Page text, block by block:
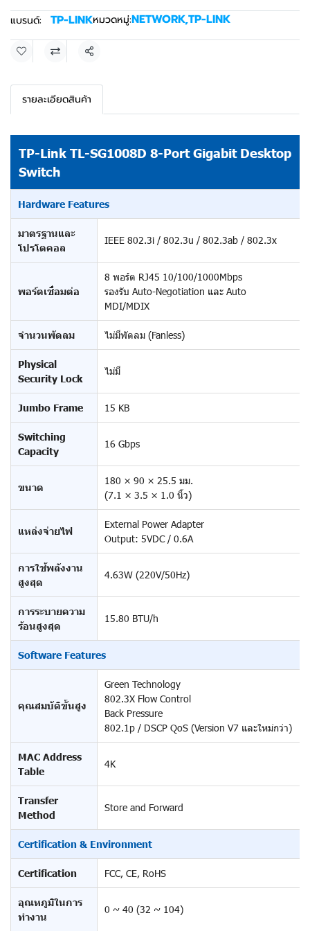
แบรนด์:
TP-LINKหมวดหมู่:NETWORK,TP-LINK
แชร์
รายละเอียดสินค้า
TP-Link TL-SG1008D 8-Port Gigabit Desktop
Switch
Hardware Features
มาตรฐานและ
โปรโตคอล
IEEE 802.3i / 802.3u / 802.3ab / 802.3x
พอร์ตเชื่อมต่อ
8 พอร์ต RJ45 10/100/1000Mbps
รองรับ Auto-Negotiation และ Auto
MDI/MDIX
จำนวนพัดลม ไม่มีพัดลม (Fanless)
Physical
Security Lock
ไม่มี
Jumbo Frame 15 KB
Switching
Capacity
16 Gbps
ขนาด
180 × 90 × 25.5 มม.
(7.1 × 3.5 × 1.0 นิ้ว)
แหล่งจ่ายไฟ
External Power Adapter
Output: 5VDC / 0.6A
การใช้พลังงาน
สูงสุด
4.63W (220V/50Hz)
การระบายความ
ร้อนสูงสุด
15.80 BTU/h
Software Features
คุณสมบัติขั้นสูง
Green Technology
802.3X Flow Control
Back Pressure
802.1p / DSCP QoS (Version V7 และใหม่กว่า)
MAC Address
Table
4K
Transfer
Method
Store and Forward
Certification & Environment
Certification FCC, CE, RoHS
อุณหภูมิในการ
ทำงาน
0 ~ 40 (32 ~ 104)